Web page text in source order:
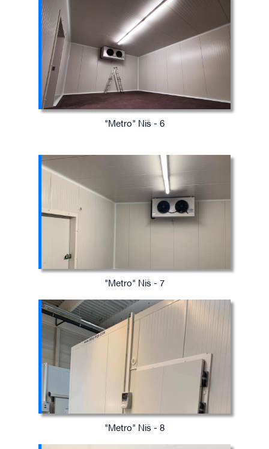
"Metro" Niš - 6
"Metro" Niš - 7
"Metro" Niš - 8